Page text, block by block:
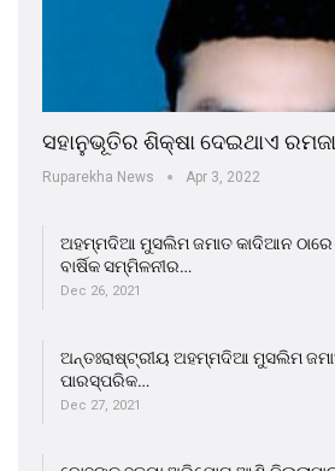
ସହାନୁଭୂତିର ଶିକ୍ଷା ଦେଇଥାଏ
Ruparekha News Apr 3, 2022
ଅହମ୍ମଦିଆ ମୁସଲିମ ଜମାତ କାଦିଆନ
ବାର୍ଷିକ ସମ୍ମିଳନୀର…
Dec 26, 2021
ଅନ୍ତଃରାଷ୍ଟ୍ରୀୟ ଅହମ୍ମଦିଆ ମୁସଲିମ
ପାରସ୍ପରିକ…
Dec 27, 2021